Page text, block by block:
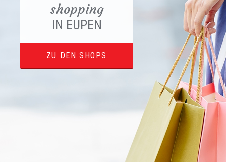
shopping
IN EUPEN
ZU DEN SHOPS